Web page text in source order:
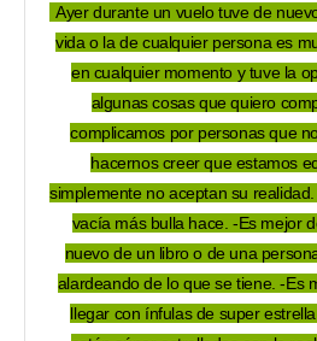
Ayer durante un vuelo tuve de
vida o la de cualquier persona es
en cualquier momento y tuve la
algunas cosas que quiero
complicamos por personas que
hacernos creer que estamos
simplemente no aceptan su
vacía más bulla hace. -Es mejor
nuevo de un libro o de una
alardeando de lo que se tiene. -Es
llegar con ínfulas de super